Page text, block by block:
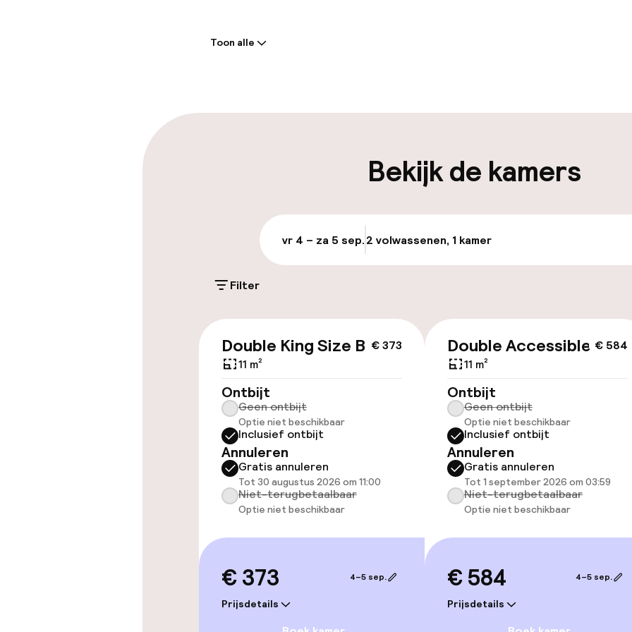
ongeveer 15 minuten rijden. Het hotel biedt elke ochtend een
Parkeergelegenheid op eigen
Mogelijk extra kosten
Parkeerservice
Openbaar
Toegankelijkheid
Overal rolstoeltoegankelijk
Lift
Voor
Kamers
Voor toegankelijkheid
beschikbaar
Toon alle
Bekijk de kamers
vr 4 – za 5 sep.2 volwassenen, 1 kamer
Filter
€ 373
Double King Size Bed
11 m²
Ontbijt
Geen ontbijt
Optie niet beschikbaar
Inclusief ontbijt
Annuleren
Gratis annuleren
Tot 30 augustus 2026 om 11:00
Niet-terugbetaalbaar
Optie niet beschikbaar
€ 373
Prijsdetails
4–5 sep.
€ 584
Double Accessible
11 m²
Ontbijt
Geen ontbijt
Optie niet beschikbaar
Inclusief ontbijt
Annuleren
Gratis annuleren
Tot 1 september 2026 om 03:59
Niet-terugbetaalbaar
Optie niet beschikbaar
€ 584
Prijsdetails
4–5 sep.